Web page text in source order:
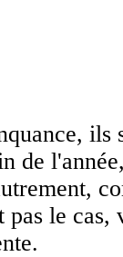
de
le